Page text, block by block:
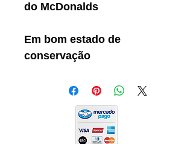
do McDonalds
Em bom estado de
conservação